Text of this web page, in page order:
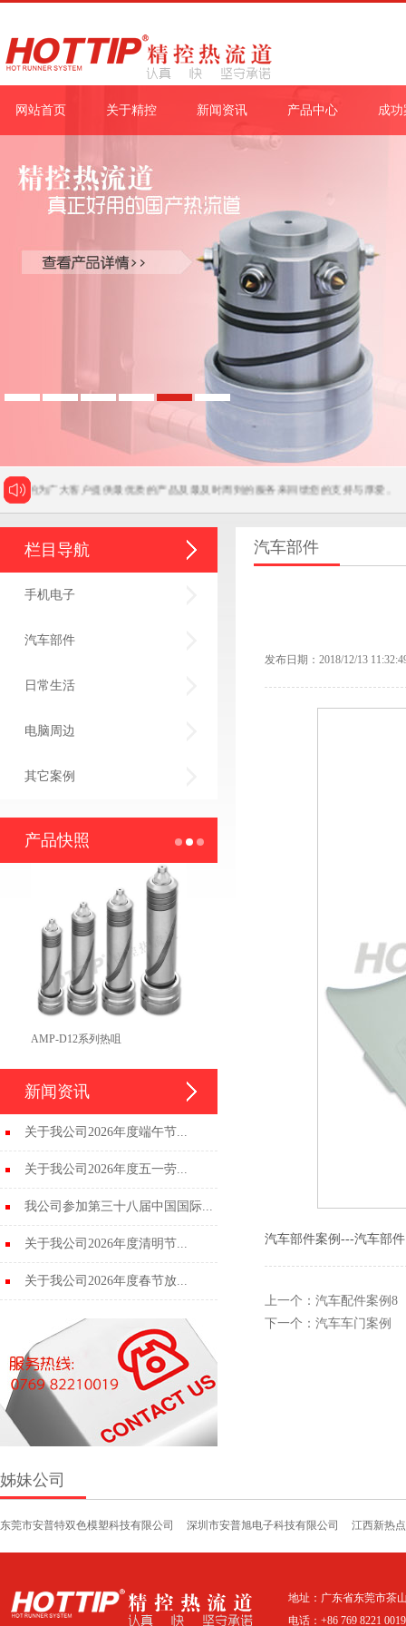
网站首页 关于精控 新闻资讯 产品中心 成
的为广大客户提供最优质的产品及最及时周到的服务来回馈您的支持与厚爱。
栏目导航
手机电子
汽车部件
日常生活
电脑周边
其它案例
产品快照
AMP-D12系列热咀
新闻资讯
关于我公司2026年度端午节...
关于我公司2026年度五一劳...
我公司参加第三十八届中国国际...
关于我公司2026年度清明节...
关于我公司2026年度春节放...
汽车部件
发布日期：2018/12/13
汽车部件案例---汽车部件
上一个： 汽车配件案例8
下一个： 汽车车门案例
姊妹公司
东莞市安普特双色模塑科技有限公司 深圳市安普旭电子科技有限公司 江西新热
地址：广东省东莞市茶
电话：+86 769 8221